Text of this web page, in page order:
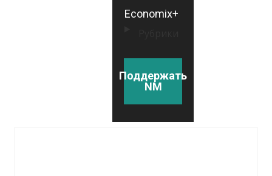
Economix+
Поддержать
NM